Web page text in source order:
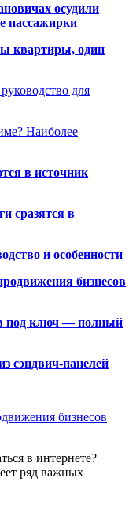
осудили
пассажирки
квартиры, один
для
Наиболее
в источник
сразятся в
и особенности
бизнесов
под ключ — полный
сэндвич-панелей
бизнесов
в интернете?
ряд важных